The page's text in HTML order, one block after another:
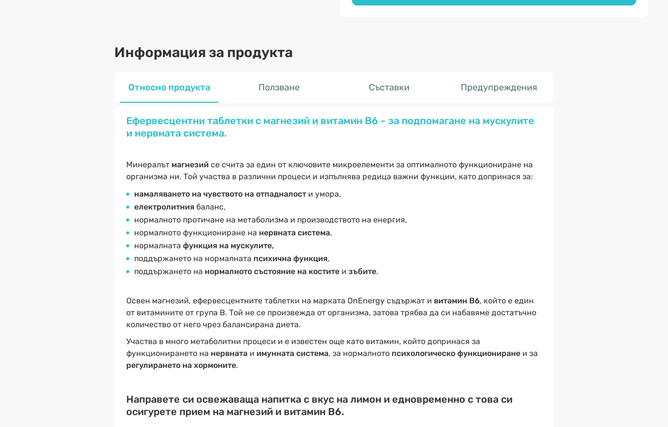
Информация за продукта
Относно продукта Ползване Съставки Предупреждения
Ефервесцентни таблетки с магнезий и витамин В6 - за подпомагане на мускулите
и нервната система.
Минералът магнезий се счита за един от ключовите микроелементи за оптималното функциониране на
организма ни. Той участва в различни процеси и изпълнява редица важни функции, като допринася за:
намаляването на чувството на отпадналости умора,
електролитния баланс,
нормалното протичане на метаболизма и производството на енергия,
нормалното функциониране на нервната система,
нормалната функция на мускулите,
поддържането на нормалната психична функция,
поддържането на нормалното състояние на коститеи зъбите.
Освен магнезий, ефервесцентните таблетки на марката OnEnergy съдържат и витамин В6, който е един
от витамините от група В. Той не се произвежда от организма, затова трябва да си набавяме достатъчно
количество от него чрез балансирана диета.
Участва в много метаболитни процеси и е известен още като витамин, който допринася за
функционирането на нервнатаи имунната система, за нормалното психологическо функциониранеи за
регулирането на хормоните.
Направете си освежаваща напитка с вкус на лимон и едновременно с това си
осигурете прием на магнезий и витамин В6.